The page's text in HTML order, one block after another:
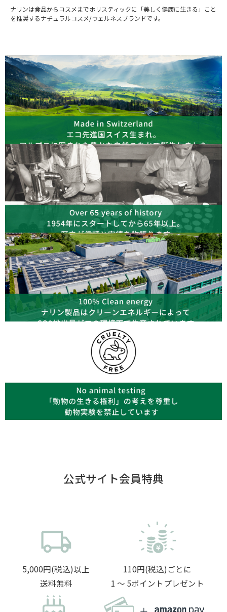
ナリンは食品からコスメまでホリスティックに「美しく健康に生きる」こと
を推奨するナチュラルコスメ/ウェルネスブランドです。
公式サイト会員特典
5,000円(税込)以上
送料無料
110円(税込)ごとに
1 〜 5ポイントプレゼント